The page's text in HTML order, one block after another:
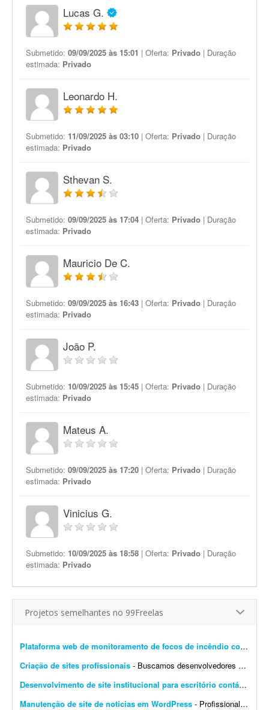
Lucas G.
Submetido: 09/09/2025 às 15:01 | Oferta: Privado | Duração
estimada: Privado
Leonardo H.
Submetido: 11/09/2025 às 03:10 | Oferta: Privado | Duração
estimada: Privado
Sthevan S.
Submetido: 09/09/2025 às 17:04 | Oferta: Privado | Duração
estimada: Privado
Mauricio De C.
Submetido: 09/09/2025 às 16:43 | Oferta: Privado | Duração
estimada: Privado
João P.
Submetido: 10/09/2025 às 15:45 | Oferta: Privado | Duração
estimada: Privado
Mateus A.
Submetido: 09/09/2025 às 17:20 | Oferta: Privado | Duração
estimada: Privado
Vinicius G.
Submetido: 10/09/2025 às 18:58 | Oferta: Privado | Duração
estimada: Privado
Projetos semelhantes no 99Freelas
Plataforma web de monitoramento de focos de incêndio com mapa interativo
Criação de sites profissionais - Buscamos desenvolvedores e web designers para parceria recorrente na criação de websites profissionais. Os projetos serão principalmente para pequenas e médias empresas...
Desenvolvimento de site institucional para escritório contábil
Manutenção de site de notícias em WordPress - Profissional para realizar manutenção, configuração de automações, melhoria visual e atualização de site de notícias em WordPress. At...